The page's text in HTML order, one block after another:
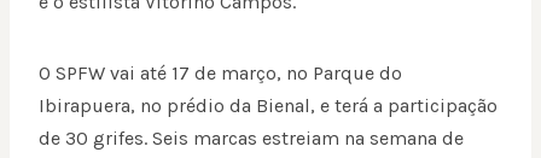
O SPFW vai até 17 de março, no Parque do
Ibirapuera, no prédio da Bienal, e terá a participação
de 30 grifes. Seis marcas estreiam na semana de